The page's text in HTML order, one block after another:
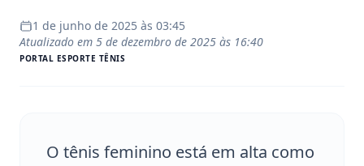
1 de junho de 2025 às 03:45
Atualizado em 5 de dezembro de 2025 às 16:40
PORTAL ESPORTE TÊNIS
O tênis feminino está em alta como